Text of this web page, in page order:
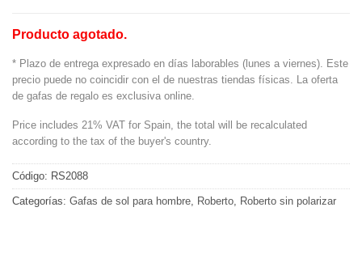
Producto agotado.
* Plazo de entrega expresado en días laborables (lunes a viernes). Este
precio puede no coincidir con el de nuestras tiendas físicas. La oferta
de gafas de regalo es exclusiva online.
Price includes 21% VAT for Spain, the total will be recalculated
according to the tax of the buyer's country.
Código: RS2088
Categorías: Gafas de sol para hombre, Roberto, Roberto sin polarizar